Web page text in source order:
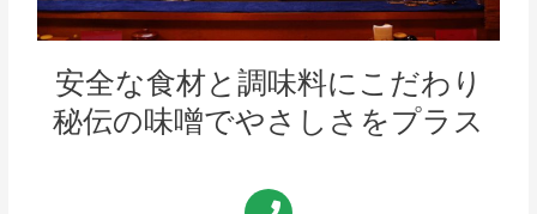
安全な食材と調味料にこだわり
秘伝の味噌でやさしさをプラス